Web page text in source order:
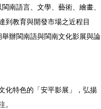
南語言、文學、藝術、繪畫、
到教育與開發市場之近程目
舉辦閩南語與閩南文化影展與論
化特色的「安平影展」，弘揚
。